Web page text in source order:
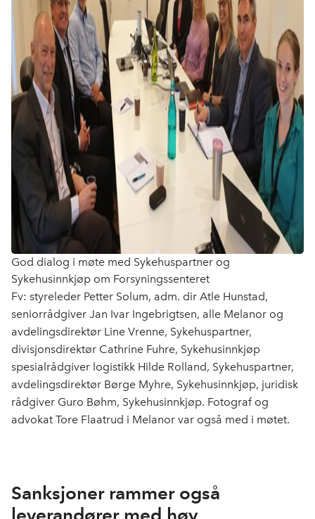
God dialog i møte med Sykehuspartner og
Sykehusinnkjøp om Forsyningssenteret
Fv: styreleder Petter Solum, adm. dir Atle Hunstad,
seniorrådgiver Jan Ivar Ingebrigtsen, alle Melanor og
avdelingsdirektør Line Vrenne, Sykehuspartner,
divisjonsdirektør Cathrine Fuhre, Sykehusinnkjøp
spesialrådgiver logistikk Hilde Rolland, Sykehuspartner,
avdelingsdirektør Børge Myhre, Sykehusinnkjøp, juridisk
rådgiver Guro Bøhm, Sykehusinnkjøp. Fotograf og
advokat Tore Flaatrud i Melanor var også med i møtet.
Sanksjoner rammer også
leverandører med høy